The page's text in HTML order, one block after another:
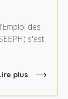
des
s'est
plus